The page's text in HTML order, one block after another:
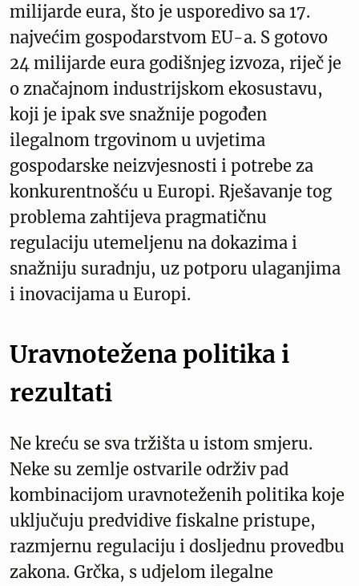
milijarde eura, što je usporedivo sa 17.
najvećim gospodarstvom EU-a. S gotovo
24 milijarde eura godišnjeg izvoza, riječ je
o značajnom industrijskom ekosustavu,
koji je ipak sve snažnije pogođen
ilegalnom trgovinom u uvjetima
gospodarske neizvjesnosti i potrebe za
konkurentnošću u Europi. Rješavanje tog
problema zahtijeva pragmatičnu
regulaciju utemeljenu na dokazima i
snažniju suradnju, uz potporu ulaganjima
i inovacijama u Europi.
Uravnotežena politika i
rezultati
Ne kreću se sva tržišta u istom smjeru.
Neke su zemlje ostvarile održiv pad
kombinacijom uravnoteženih politika koje
uključuju predvidive fiskalne pristupe,
razmjernu regulaciju i dosljednu provedbu
zakona. Grčka, s udjelom ilegalne